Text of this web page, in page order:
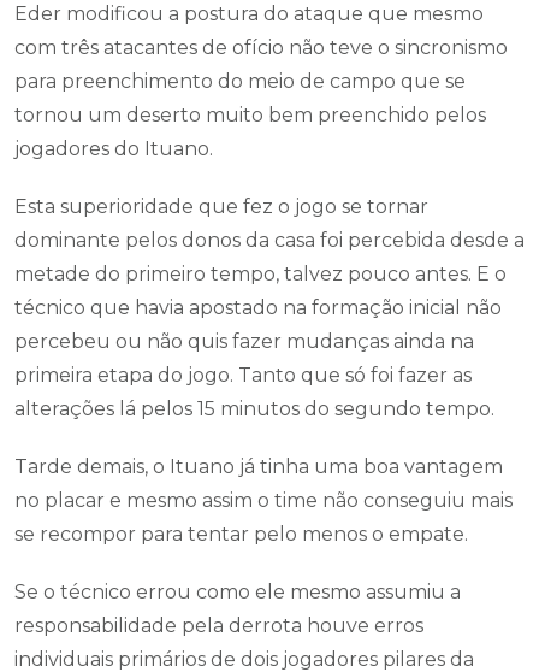
Eder modificou a postura do ataque que mesmo
com três atacantes de ofício não teve o sincronismo
para preenchimento do meio de campo que se
tornou um deserto muito bem preenchido pelos
jogadores do Ituano.
Esta superioridade que fez o jogo se tornar
dominante pelos donos da casa foi percebida desde a
metade do primeiro tempo, talvez pouco antes. E o
técnico que havia apostado na formação inicial não
percebeu ou não quis fazer mudanças ainda na
primeira etapa do jogo. Tanto que só foi fazer as
alterações lá pelos 15 minutos do segundo tempo.
Tarde demais, o Ituano já tinha uma boa vantagem
no placar e mesmo assim o time não conseguiu mais
se recompor para tentar pelo menos o empate.
Se o técnico errou como ele mesmo assumiu a
responsabilidade pela derrota houve erros
individuais primários de dois jogadores pilares da